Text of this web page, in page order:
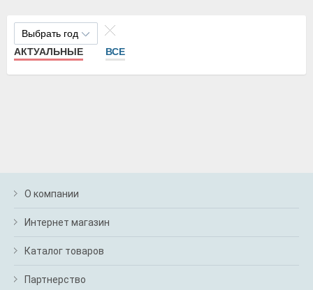
Выбрать год
АКТУАЛЬНЫЕ
ВСЕ
О компании
Интернет магазин
Каталог товаров
Партнерство